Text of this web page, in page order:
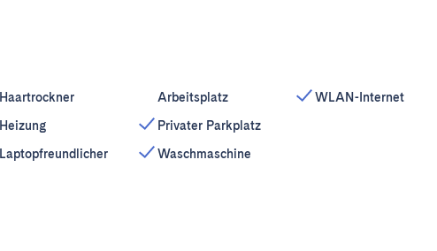
Haartrockner
Heizung
Laptopfreundlicher
Arbeitsplatz
Privater Parkplatz
Waschmaschine
WLAN-Internet